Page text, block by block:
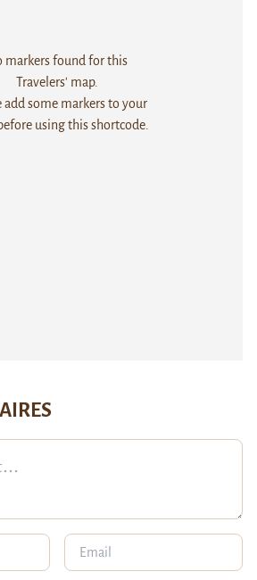
markers found for this
Travelers' map.
add some markers to your
using this shortcode.